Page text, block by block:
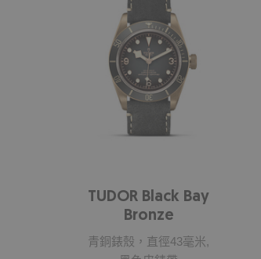
TUDOR Black Bay
Bronze
青銅錶殼，直徑43毫米,